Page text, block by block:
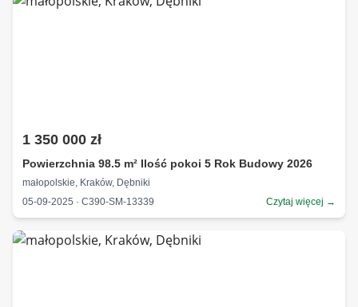
1 350 000 zł
Powierzchnia 98.5 m² Ilość pokoi 5 Rok Budowy 2026
małopolskie, Kraków, Dębniki
05-09-2025 · C390-SM-13339
Czytaj więcej →